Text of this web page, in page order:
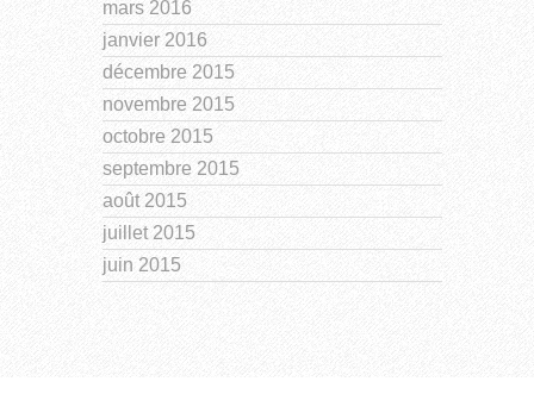
mars 2016
janvier 2016
décembre 2015
novembre 2015
octobre 2015
septembre 2015
août 2015
juillet 2015
juin 2015